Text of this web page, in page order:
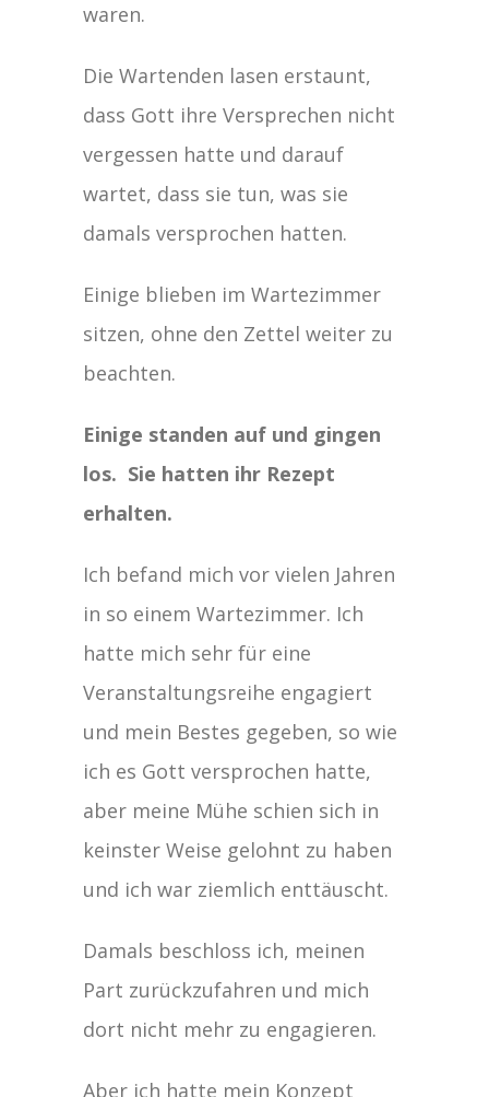
waren.
Die Wartenden lasen erstaunt,
dass Gott ihre Versprechen nicht
vergessen hatte und darauf
wartet, dass sie tun, was sie
damals versprochen hatten.
Einige blieben im Wartezimmer
sitzen, ohne den Zettel weiter zu
beachten.
Einige standen auf und gingen
los. Sie hatten ihr Rezept
erhalten.
Ich befand mich vor vielen Jahren
in so einem Wartezimmer. Ich
hatte mich sehr für eine
Veranstaltungsreihe engagiert
und mein Bestes gegeben, so wie
ich es Gott versprochen hatte,
aber meine Mühe schien sich in
keinster Weise gelohnt zu haben
und ich war ziemlich enttäuscht.
Damals beschloss ich, meinen
Part zurückzufahren und mich
dort nicht mehr zu engagieren.
Aber ich hatte mein Konzept